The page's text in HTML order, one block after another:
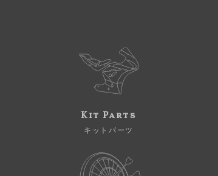
Kit Parts
キットパーツ